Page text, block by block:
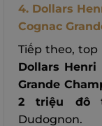
4. Dollars
Cognac
Tiếp theo,
Dollars Henri
Grande
2 triệu đô
Dudognon.